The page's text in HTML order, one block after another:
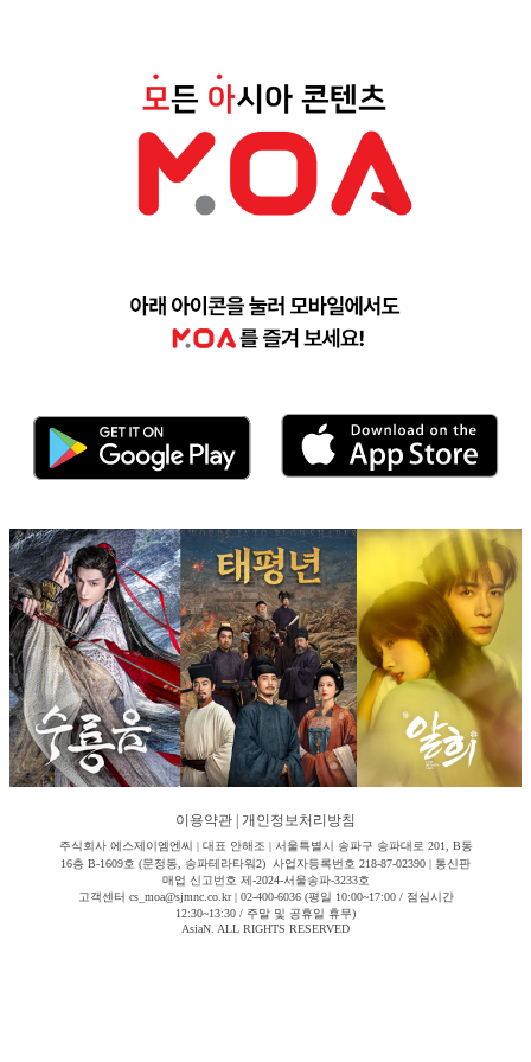
이용약관 개인정보처리방침
주식회사 에스제이엠엔씨 | 대표 안해조 | 서울특별시 송파구 송파대로 201, B동
16층 B-1609호 (문정동, 송파테라타워2) 사업자등록번호 218-87-02390 | 통신판
매업 신고번호 제-2024-서울송파-3233호
고객센터 cs_moa@sjmnc.co.kr | 02-400-6036 (평일 10:00~17:00 / 점심시간
12:30~13:30 / 주말 및 공휴일 휴무)
AsiaN. ALL RIGHTS RESERVED